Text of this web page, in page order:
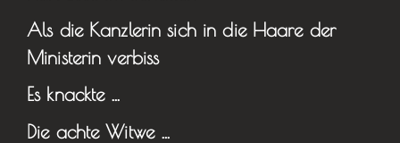
Als die Kanzlerin sich in die Haare der
Ministerin verbiss
Es knackte …
Die achte Witwe …